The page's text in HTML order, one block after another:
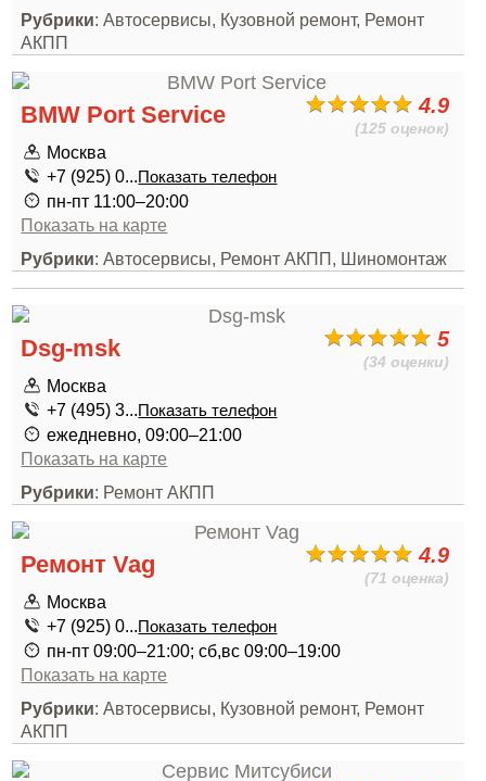
Рубрики: Автосервисы, Кузовной ремонт, Ремонт
АКПП
4.9
(125 оценок)
BMW Port Service
Москва
+7 (925) 0...Показать телефон
пн-пт 11:00–20:00
Показать на карте
Рубрики: Автосервисы, Ремонт АКПП, Шиномонтаж
5
(34 оценки)
Dsg-msk
Москва
+7 (495) 3...Показать телефон
ежедневно, 09:00–21:00
Показать на карте
Рубрики: Ремонт АКПП
4.9
(71 оценка)
Ремонт Vag
Москва
+7 (925) 0...Показать телефон
пн-пт 09:00–21:00; сб,вс 09:00–19:00
Показать на карте
Рубрики: Автосервисы, Кузовной ремонт, Ремонт
АКПП